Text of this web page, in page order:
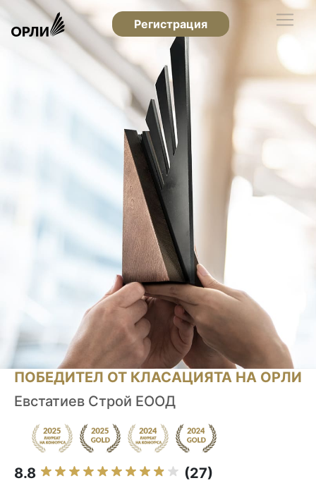
Регистрация
ПОБЕДИТЕЛ ОТ КЛАСАЦИЯТА НА ОРЛИ
Евстатиев Строй ЕООД
8.8 (27)